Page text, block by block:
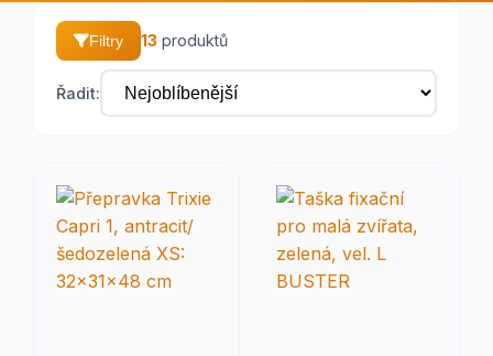
Filtry 13 produktů
Řadit: